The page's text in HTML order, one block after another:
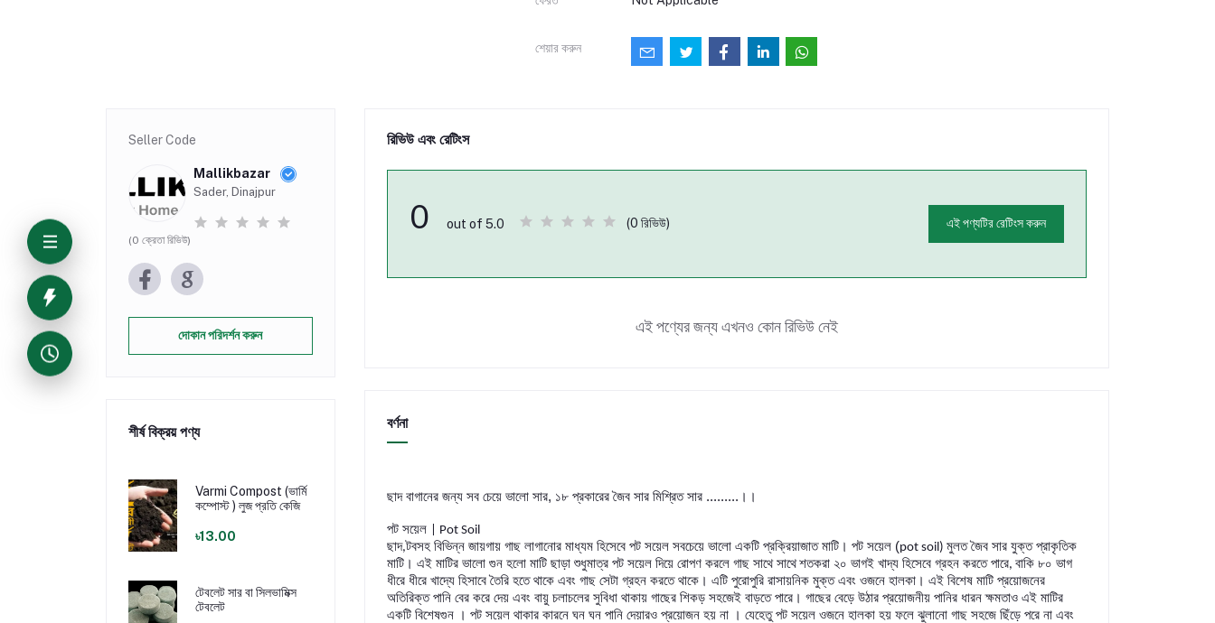
শেয়ার করুন
Seller Code
Mallikbazar
Sader, Dinajpur
(0 ক্রেতা রিভিউ)
দোকান পরিদর্শন করুন
শীর্ষ বিক্রয় পণ্য
Varmi Compost (ভার্মি
কম্পোস্ট ) লুজ প্রতি কেজি
৳13.00
টেবলেট সার বা সিলভামিক্স
টেবলেট
রিভিউ এবং রেটিংস
0 out of 5.0 (0 রিভিউ) এই পণ্যটির রেটিংস করুন
এই পণ্যের জন্য এখনও কোন রিভিউ নেই
বর্ণনা
ছাদ বাগানের জন্য সব চেয়ে ভালো সার, ১৮ প্রকারের জৈব সার মিশ্রিত সার .........।।
পট সয়েল | Pot Soil
ছাদ,টবসহ বিভিন্ন জায়গায় গাছ লাগানোর মাধ্যম হিসেবে পট সয়েল সবচেয়ে ভালো একটি প্রক্রিয়াজাত মাটি। পট সয়েল (pot soil) মুলত জৈব সার যুক্ত প্রাকৃতিক
মাটি। এই মাটির ভালো গুন হলো মাটি ছাড়া শুধুমাত্র পট সয়েল দিয়ে রোপণ করলে গাছ সাথে সাথে শতকরা ২০ ভাগই খাদ্য হিসেবে গ্রহন করতে পারে, বাকি ৮০ ভাগ
ধীরে ধীরে খাদ্যে হিসাবে তৈরি হতে থাকে এবং গাছ সেটা গ্রহন করতে থাকে। এটি পুরোপুরি রাসায়নিক মুক্ত এবং ওজনে হালকা। এই বিশেষ মাটি প্রয়োজনের
অতিরিক্ত পানি বের করে দেয় এবং বায়ু চলাচলের সুবিধা থাকায় গাছের শিকড় সহজেই বাড়তে পারে। গাছের বেড়ে উঠার প্রয়োজনীয় পানির ধারন ক্ষমতাও এই মাটির
একটি বিশেষগুন । পট সয়েল থাকার কারনে ঘন ঘন পানি দেয়ারও প্রয়োজন হয় না । যেহেতু পট সয়েল ওজনে হালকা হয় ফলে ঝুলানো গাছ সহজে ছিঁড়ে পরে না এবং